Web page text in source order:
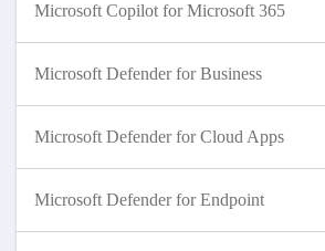
Microsoft Copilot for Microsoft 365
Microsoft Defender for Business
Microsoft Defender for Cloud Apps
Microsoft Defender for Endpoint